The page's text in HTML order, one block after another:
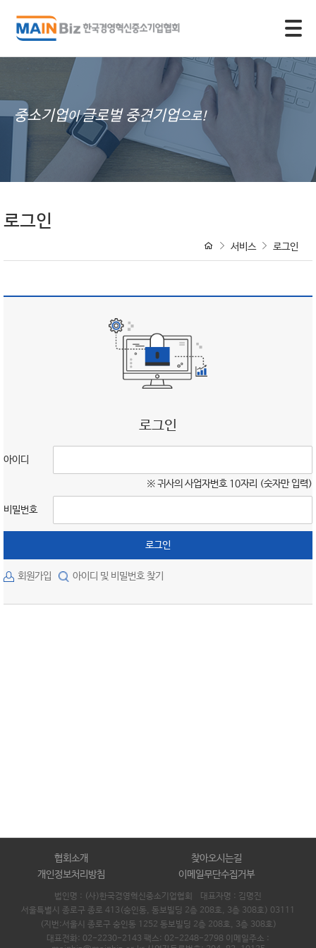
중소기업이글로벌 중견기업으로!
로그인
서비스 로그인
로그인
아이디
※ 귀사의 사업자번호 10자리 (숫자만 입력)
비밀번호
로그인
회원가입 아이디 및 비밀번호 찾기
협회소개
찾아오시는길
개인정보처리방침
이메일무단수집거부
법인명 : (사)한국경영혁신중소기업협회 대표자명 : 김명진
서울특별시 종로구 종로 413(숭인동, 동보빌딩 2층 208호, 3층 308호) 03111
(지번:서울시 종로구 숭인동 1252 동보빌딩 2층 208호, 3층 308호)
대표전화: 02-2230-2143 팩스: 02-2248-2798 이메일주소 :